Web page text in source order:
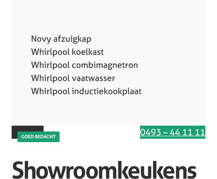
Novy afzuigkap
Whirlpool koelkast
Whirlpool combimagnetron
Whirlpool vaatwasser
Whirlpool inductiekookplaat
GOED BEDACHTInteresse in deze keuken 0493 – 44 11 11
Showroomkeukens